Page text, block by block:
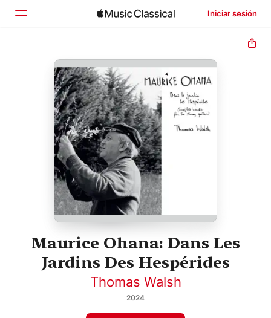
Iniciar sesión
Inicio
Explorar
Buscar
Maurice Ohana: Dans Les
Jardins Des Hespérides
Thomas Walsh
2024